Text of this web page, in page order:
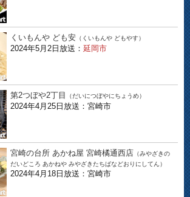
くいもんや ども安 （くいもんや どもやす）
2024年5月2日放送： 延岡市
第2つぼや2丁目 （だいにつぼやにちょうめ）
2024年4月25日放送：宮崎市
宮崎の台所 あかね屋 宮崎橘通西店 （みやざきの
だいどころ あかねや みやざきたちばなどおりにしてん）
2024年4月18日放送：宮崎市